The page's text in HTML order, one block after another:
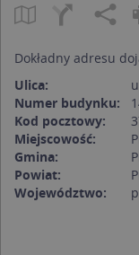
Dokładny adresu
Ulica:
Numer budynku:
Kod pocztowy:
Miejscowość:
Gmina:
Powiat:
Województwo: